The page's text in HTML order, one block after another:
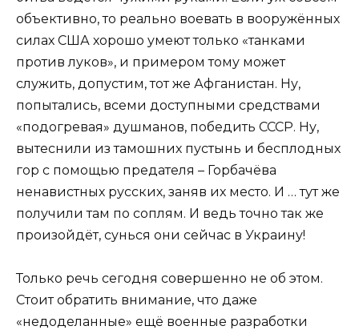
объективно, то реально воевать в вооружённых
силах США хорошо умеют только «танками
против луков», и примером тому может
служить, допустим, тот же Афганистан. Ну,
попытались, всеми доступными средствами
«подогревая» душманов, победить СССР. Ну,
вытеснили из тамошних пустынь и бесплодных
гор с помощью предателя – Горбачёва
ненавистных русских, заняв их место. И … тут же
получили там по соплям. И ведь точно так же
произойдёт, сунься они сейчас в Украину!
Только речь сегодня совершенно не об этом.
Стоит обратить внимание, что даже
«недоделанные» ещё военные разработки